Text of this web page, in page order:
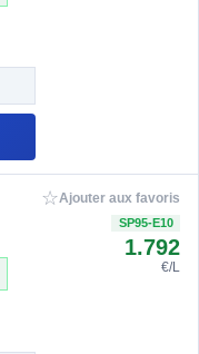
☆Ajouter aux favoris
SP95-E10
1.792
€/L